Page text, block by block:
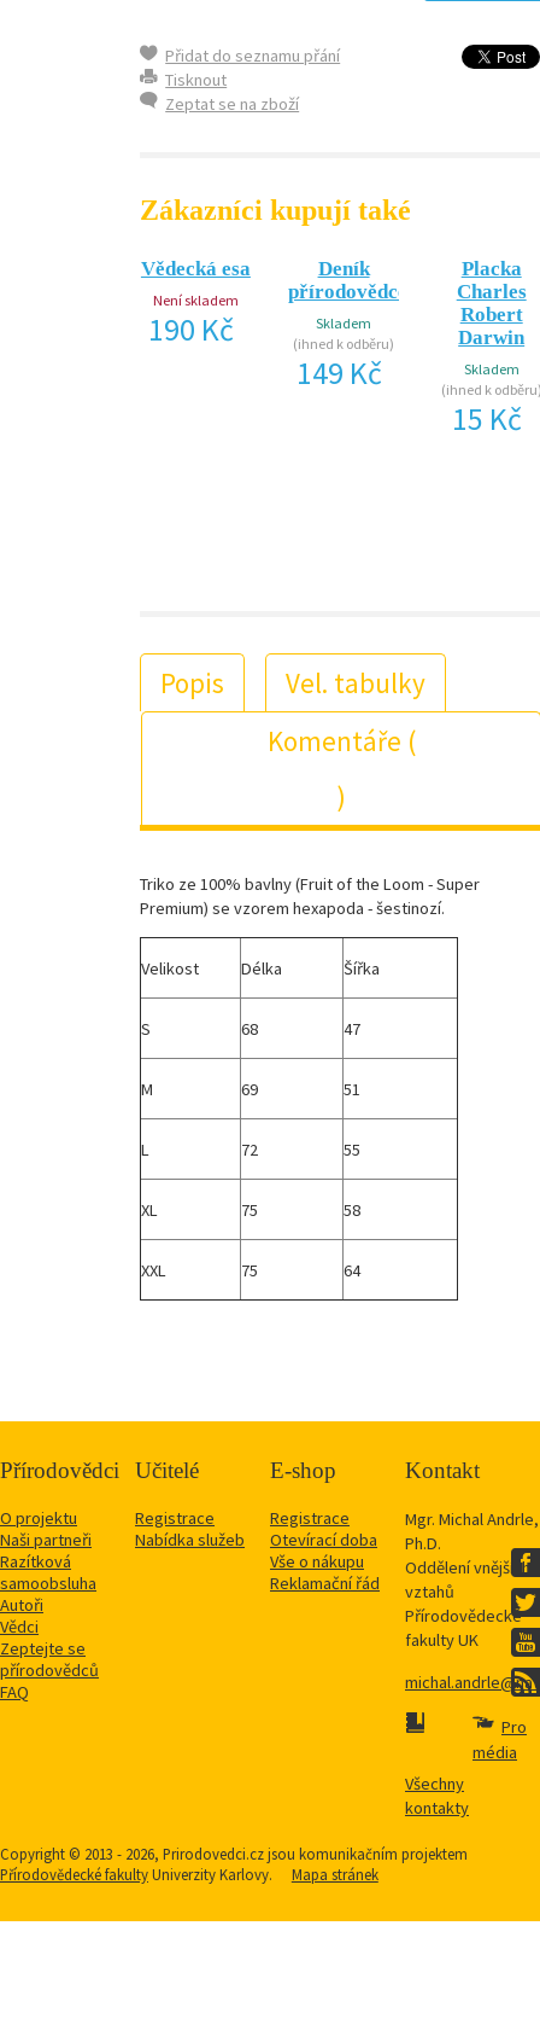
Přidat do seznamu přání
Tisknout
Zeptat se na zboží
Zákazníci kupují také
Vědecká esa
Není skladem
190 Kč
Deník
přírodovědce
Skladem
(ihned k odběru)
149 Kč
Placka
Charles
Robert
Darwin
Skladem
(ihned k
15 Kč
Popis
Vel. tabulky
Komentáře (
)
Triko ze 100% bavlny (Fruit of the Loom - Super
Premium) se vzorem hexapoda - šestinozí.
Velikost Délka Šířka
S 68 47
M 69 51
L 72 55
XL 75 58
XXL 75 64
Přírodovědci
O projektu
Naši partneři
Razítková
samoobsluha
Autoři
Vědci
Zeptejte se
přírodovědců
FAQ
Učitelé
Registrace
Nabídka služeb
E-shop
Registrace
Otevírací doba
Vše o nákupu
Reklamační řád
Kontakt
Mgr. Michal Andrle,
Ph.D.
Oddělení vnějších
vztahů
Přírodovědecké
fakulty UK
Všechny
kontakty
Pro
média
Copyright © 2013 - 2026, Prirodovedci.cz jsou komunikačním projektem
Přírodovědecké fakultyUniverzity Karlovy. Mapa stránek